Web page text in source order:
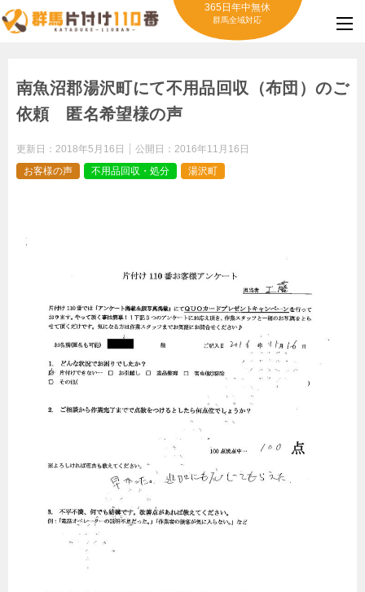
365日年中無休
群馬全域対応
南魚沼郡湯沢町にて不用品回収（布団）のご
依頼 匿名希望様の声
更新日： 2018年5月16日 公開日： 2016年11月16日
お客様の声
不用品回収・処分 湯沢町